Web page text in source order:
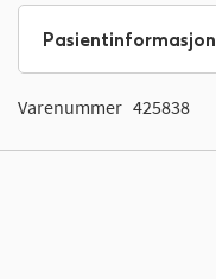
Pasientinformasjon
Varenummer 425838